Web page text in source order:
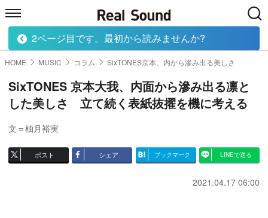
HOME MUSIC MOVIE TECH
HOME MUSIC コラム SixTONES京本、内から滲み出る美しさ
SixTONES 京本大我、内面から滲み出る凛と
した美しさ 立て続く表紙抜擢を機に考える
文＝柚月裕実
ポスト シェア ブックマーク LINEで送る
2021.04.17 06:00
2ページ目です。最初から読みませんか?